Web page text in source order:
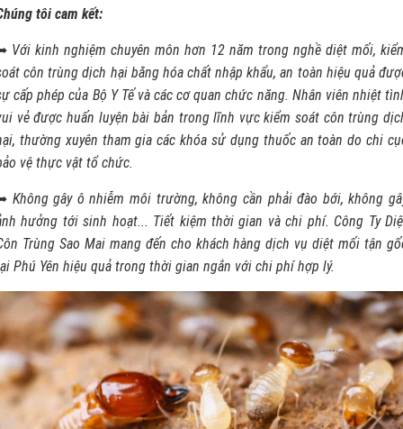
tôi cam kết:
Với kinh nghiệm chuyên môn hơn 12 năm trong nghề diệt mối,
côn trùng dịch hại bằng hóa chất nhập khẩu, an toàn hiệu quả
cấp phép của Bộ Y Tế và các cơ quan chức năng. Nhân viên nhiệt
vẻ được huấn luyện bài bản trong lĩnh vực kiểm soát côn trùng
thường xuyên tham gia các khóa sử dụng thuốc an toàn do chi
vệ thực vật tổ chức.
Không gây ô nhiễm môi trường, không cần phải đào bới, không
hưởng tới sinh hoạt... Tiết kiệm thời gian và chi phí. Công Ty
Trùng Sao Mai mang đến cho khách hàng dịch vụ diệt mối tận
Phú Yên hiệu quả trong thời gian ngắn với chi phí hợp lý.